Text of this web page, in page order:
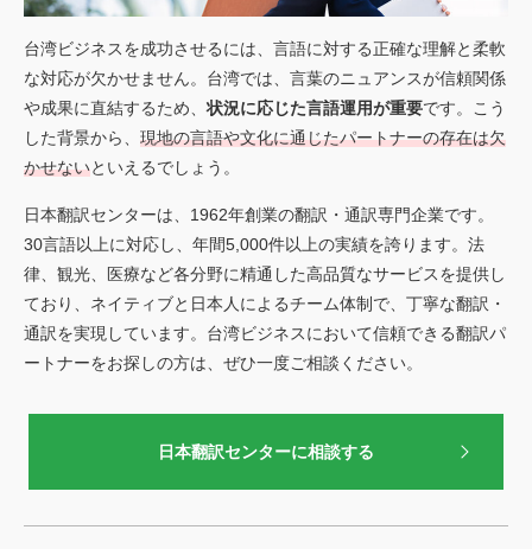
台湾ビジネスを成功させるには、言語に対する正確な理解と柔軟
な対応が欠かせません。台湾では、言葉のニュアンスが信頼関係
や成果に直結するため、状況に応じた言語運用が重要です。こう
した背景から、 現地の言語や文化に通じたパートナーの存在は欠
かせないといえるでしょう。
日本翻訳センターは、1962年創業の翻訳・通訳専門企業です。
30言語以上に対応し、年間5,000件以上の実績を誇ります。法
律、観光、医療など各分野に精通した高品質なサービスを提供し
ており、ネイティブと日本人によるチーム体制で、丁寧な翻訳・
通訳を実現しています。台湾ビジネスにおいて信頼できる翻訳パ
ートナーをお探しの方は、ぜひ一度ご相談ください。
日本翻訳センターに相談する